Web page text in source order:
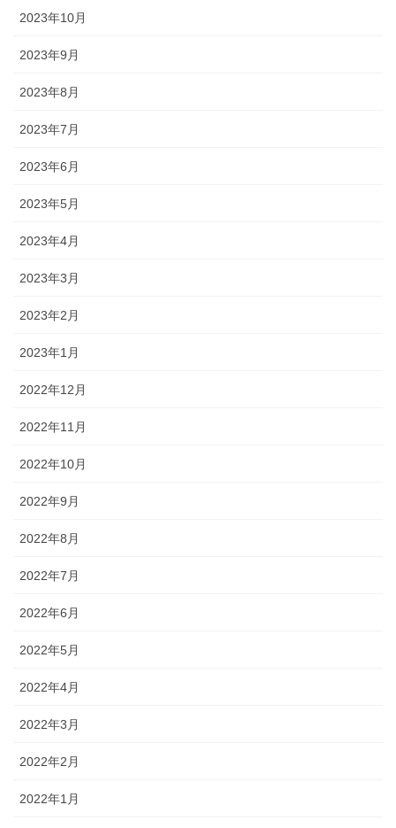
2023年10月
2023年9月
2023年8月
2023年7月
2023年6月
2023年5月
2023年4月
2023年3月
2023年2月
2023年1月
2022年12月
2022年11月
2022年10月
2022年9月
2022年8月
2022年7月
2022年6月
2022年5月
2022年4月
2022年3月
2022年2月
2022年1月